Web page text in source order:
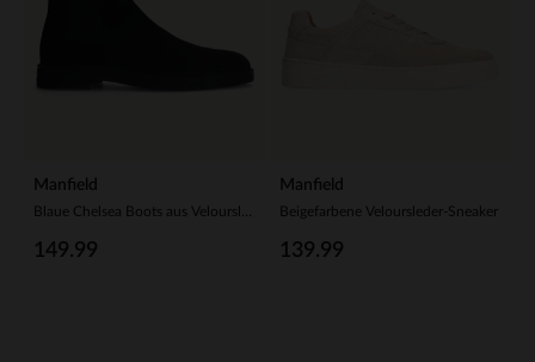
Manfield
149.99
Manfield
Beigefarbene Veloursleder-Sneaker
139.99